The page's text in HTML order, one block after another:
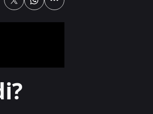
arazide
en
üretimi